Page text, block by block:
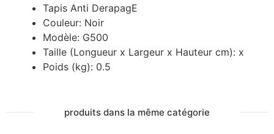
Tapis Anti DerapagE
Couleur: Noir
Modèle: G500
Taille (Longueur x Largeur x Hauteur cm): x
Poids (kg): 0.5
produits dans la même catégorie